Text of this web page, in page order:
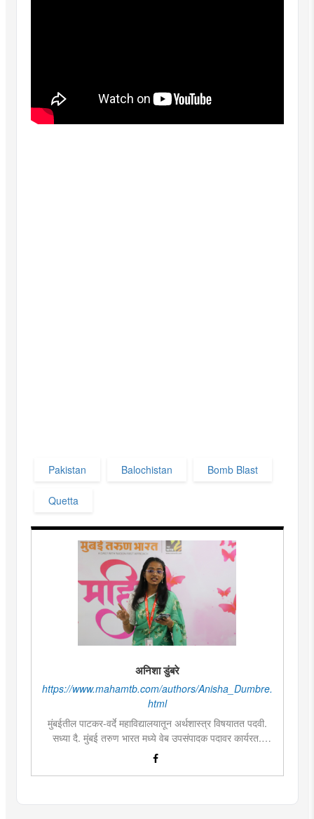
Pakistan Balochistan Bomb Blast
Quetta
अनिशा डुंबरे
https://www.mahamtb.com/authors/Anisha_Dumbre.
html
मुंबईतील पाटकर-वर्दे महाविद्यालयातून अर्थशास्त्र विषयातत पदवी.
सध्या दै. मुंबई तरुण भारत मध्ये वेब उपसंपादक पदावर कार्यरत.
लिखाण, वाचन आणि निवेदनाची विशेष आवड. मराठी साहित्य,
इतिहास, राजकारण, आणि मनोरंजन विषयांत रस. महाविद्यालयीन